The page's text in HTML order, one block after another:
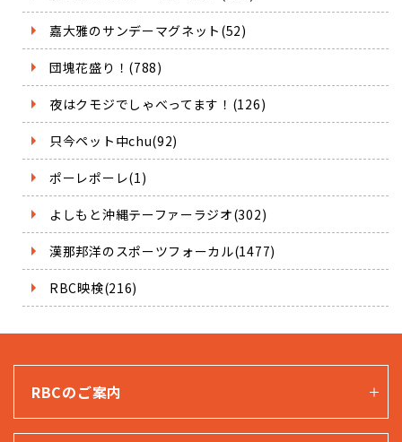
嘉大雅のサンデーマグネット(52)
団塊花盛り！(788)
夜はクモジでしゃべってます！(126)
只今ペット中chu(92)
ポーレポーレ(1)
よしもと沖縄テーファーラジオ(302)
漢那邦洋のスポーツフォーカル(1477)
RBC映検(216)
RBCのご案内